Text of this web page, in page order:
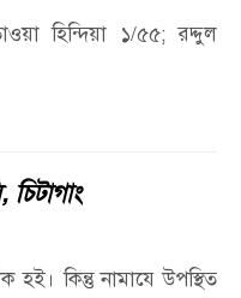
হিন্দিয়া ১/৫৫; রদ্দুল
কিন্তু নামাযে উপস্থিত